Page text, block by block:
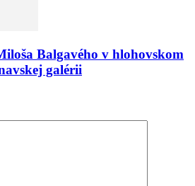
Balgavého v hlohovskom
galérii